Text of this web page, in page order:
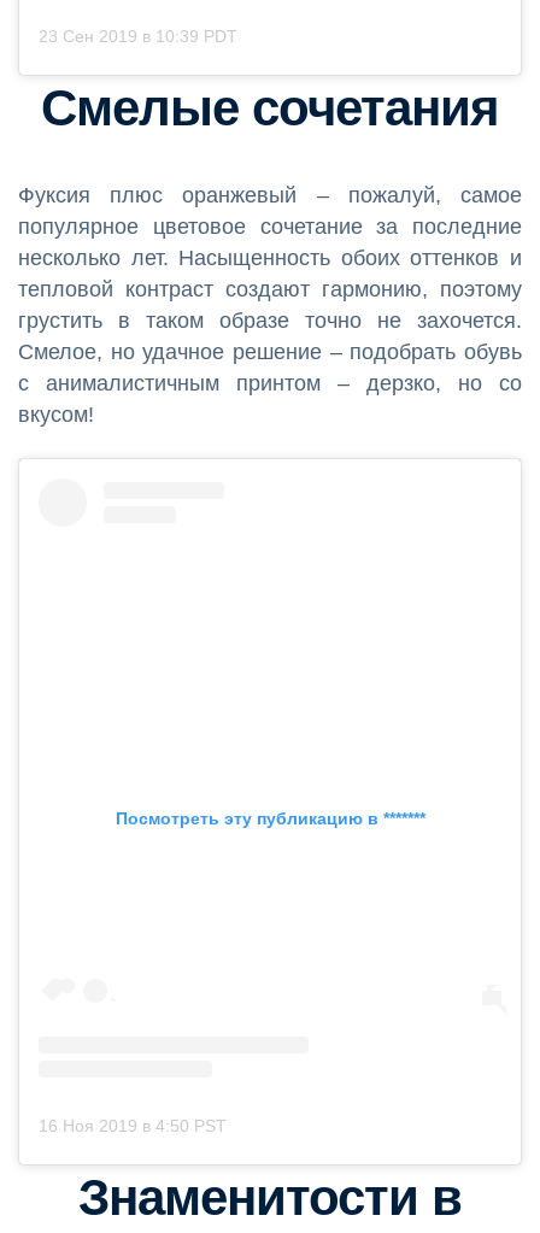
23 Сен 2019 в 10:39 PDT
Смелые сочетания
Фуксия плюс оранжевый – пожалуй, самое
популярное цветовое сочетание за последние
несколько лет. Насыщенность обоих оттенков и
тепловой контраст создают гармонию, поэтому
грустить в таком образе точно не захочется.
Смелое, но удачное решение – подобрать обувь
с анималистичным принтом – дерзко, но со
вкусом!
Посмотреть эту публикацию в *******
16 Ноя 2019 в 4:50 PST
Знаменитости в